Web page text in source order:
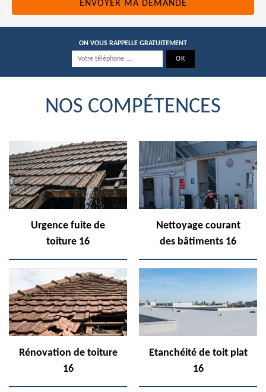
ON VOUS RAPPELLE GRATUITEMENT
NOS COMPÉTENCES
Urgence fuite de
toiture 16
Nettoyage courant
des bâtiments 16
Rénovation de toiture
16
Etanchéité de toit plat
16